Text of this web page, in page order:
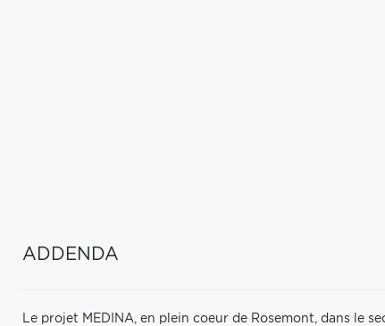
ADDENDA
Le projet MEDINA, en plein coeur de Rosemont, dans le